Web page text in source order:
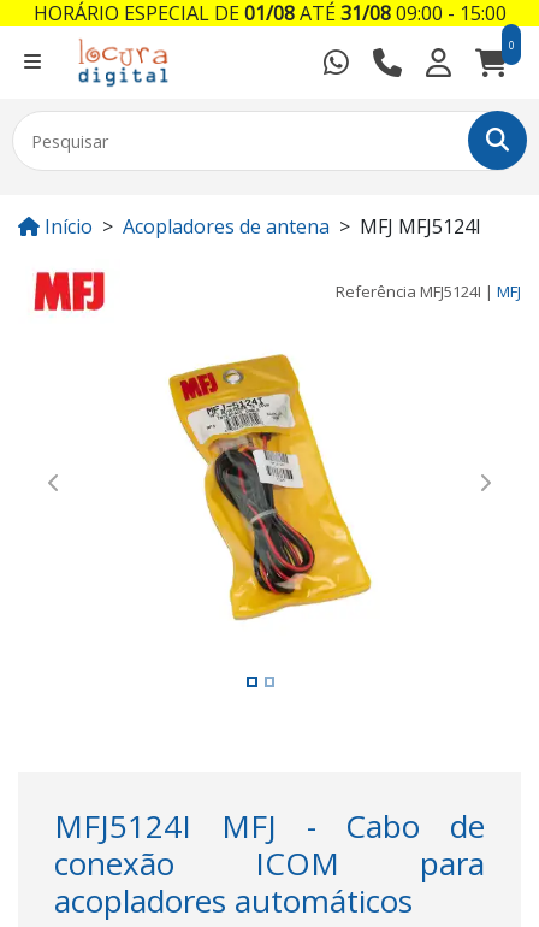
0
Início Acopladores de antena MFJ MFJ5124I
Referência MFJ5124I | MFJ
Previous Next
MFJ5124I MFJ - Cabo de
conexão ICOM para
acopladores automáticos
HORÁRIO ESPECIAL DE01/08ATÉ31/0809:00 - 15:00